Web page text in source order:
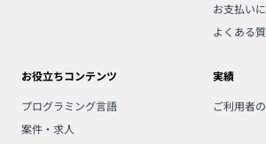
お支払い
よくある
お役立ちコンテンツ
プログラミング言語
案件・求人
実績
ご利用者